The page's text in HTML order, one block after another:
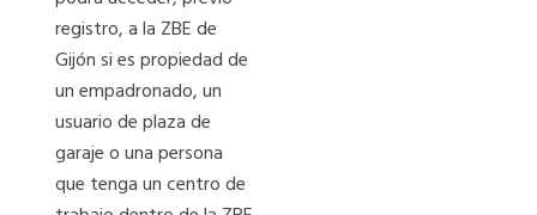
registro, a la ZBE de
Gijón si es propiedad de
un empadronado, un
usuario de plaza de
garaje o una persona
que tenga un centro de